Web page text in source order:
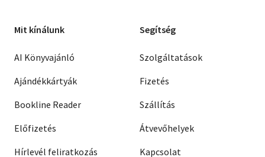
Mit kínálunk
AI Könyvajánló
Ajándékkártyák
Bookline Reader
Előfizetés
Hírlevél feliratkozás
Segítség
Szolgáltatások
Fizetés
Szállítás
Átvevőhelyek
Kapcsolat